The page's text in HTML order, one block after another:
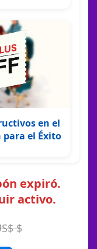
en el
para el Éxito
expiró.
activo.
$